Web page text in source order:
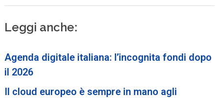
Leggi anche:
Agenda digitale italiana: l’incognita fondi dopo
il 2026
Il cloud europeo è sempre in mano agli